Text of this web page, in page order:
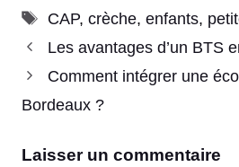
Étiquettes
CAP, crèche, enfants,
Les avantages d’un BTS
Comment intégrer une
Bordeaux ?
Laisser un commentaire